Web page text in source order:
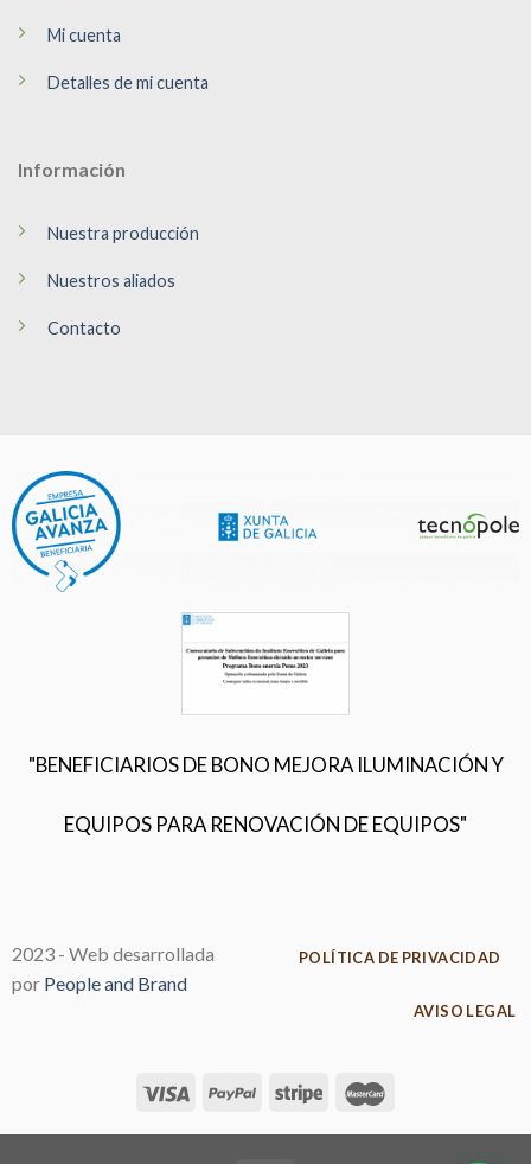
Mi cuenta
Detalles de mi cuenta
Información
Nuestra producción
Nuestros aliados
Contacto
"BENEFICIARIOS DE BONO MEJORA ILUMINACIÓN Y
EQUIPOS PARA RENOVACIÓN DE EQUIPOS"
2023 - Web desarrollada
por People and Brand
POLÍTICA DE PRIVACIDAD
AVISO LEGAL